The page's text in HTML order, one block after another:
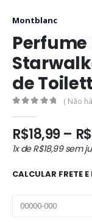
Montblanc
de
( Não
R$18,99– R$
1x deR$18,99sem
CALCULAR FRETE